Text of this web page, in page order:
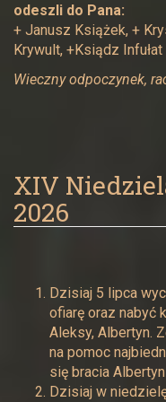
odeszli do Pana:
+ Janusz Książek, +
Krywult, +Ksiądz Infułat
Wieczny odpoczynek,
XIV
2026
Dzisiaj 5 lipca
ofiarę oraz nabyć
Aleksy, Albertyn.
na pomoc
się bracia
Dzisiaj w